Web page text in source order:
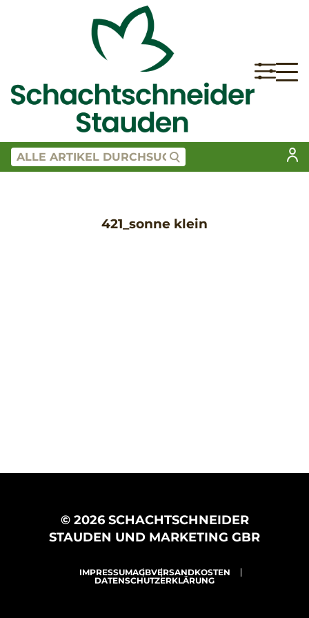
421_sonne klein
© 2026 SCHACHTSCHNEIDER
STAUDEN UND MARKETING GBR
IMPRESSUMAGBVERSANDKOSTEN
DATENSCHUTZERKLÄRUNG